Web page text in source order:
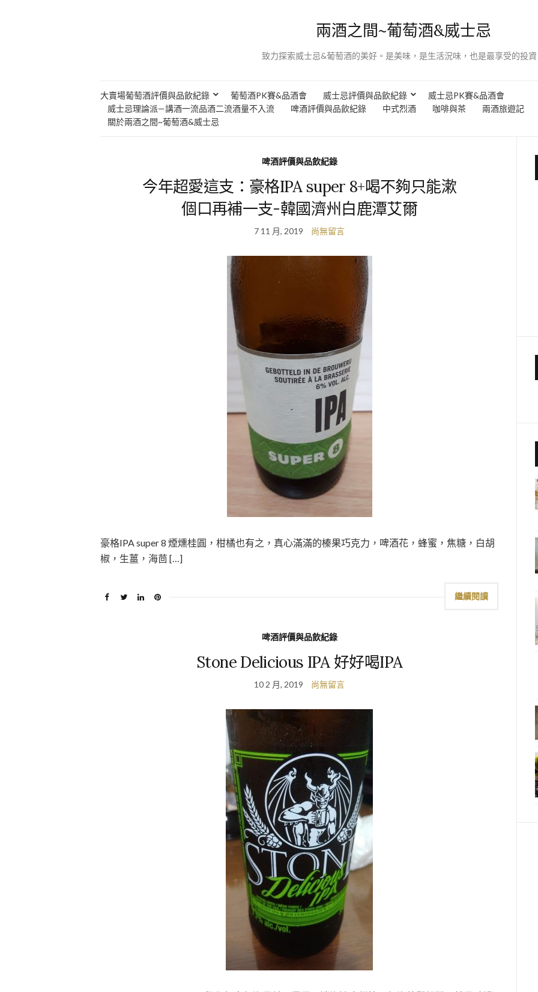
兩酒之間~葡萄酒&威士忌
致力探索威士忌&葡萄酒的美好。是美味，是生活況味，也是最享受的投資
大賣場葡萄酒評價與品飲紀錄 葡萄酒PK賽&品酒會 威士忌評價與品飲紀錄
威士忌PK賽&品酒會
威士忌理論派—講酒一流品酒二流酒量不入流
啤酒評價與品飲紀錄 中式烈酒 咖啡與茶 兩酒旅遊記
關於兩酒之間~葡萄酒&威士忌
啤酒評價與品飲紀錄
今年超愛這支：豪格IPA super 8+喝不夠只能漱
個口再補一支-韓國濟州白鹿潭艾爾
7 11 月, 2019 尚無留言
豪格IPA super 8 煙燻桂圓，柑橘也有之，真心滿滿的榛果巧克力，啤酒花，蜂蜜，焦糖，白胡
椒，生薑，海茴 […]
繼續閱讀
啤酒評價與品飲紀錄
Stone Delicious IPA 好好喝IPA
10 2 月, 2019 尚無留言